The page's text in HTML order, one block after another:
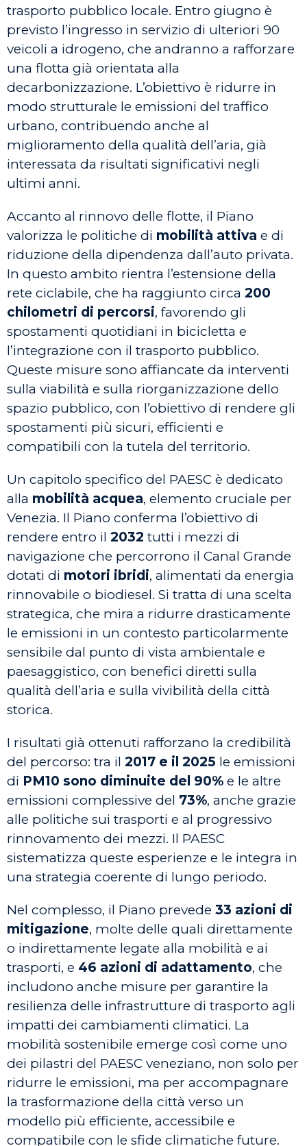
trasporto pubblico locale. Entro giugno è
previsto l’ingresso in servizio di ulteriori 90
veicoli a idrogeno, che andranno a rafforzare
una flotta già orientata alla
decarbonizzazione. L’obiettivo è ridurre in
modo strutturale le emissioni del traffico
urbano, contribuendo anche al
miglioramento della qualità dell’aria, già
interessata da risultati significativi negli
ultimi anni.
Accanto al rinnovo delle flotte, il Piano
valorizza le politiche di mobilità attiva e di
riduzione della dipendenza dall’auto privata.
In questo ambito rientra l’estensione della
rete ciclabile, che ha raggiunto circa 200
chilometri di percorsi, favorendo gli
spostamenti quotidiani in bicicletta e
l’integrazione con il trasporto pubblico.
Queste misure sono affiancate da interventi
sulla viabilità e sulla riorganizzazione dello
spazio pubblico, con l’obiettivo di rendere gli
spostamenti più sicuri, efficienti e
compatibili con la tutela del territorio.
Un capitolo specifico del PAESC è dedicato
alla mobilità acquea, elemento cruciale per
Venezia. Il Piano conferma l’obiettivo di
rendere entro il 2032 tutti i mezzi di
navigazione che percorrono il Canal Grande
dotati di motori ibridi, alimentati da energia
rinnovabile o biodiesel. Si tratta di una scelta
strategica, che mira a ridurre drasticamente
le emissioni in un contesto particolarmente
sensibile dal punto di vista ambientale e
paesaggistico, con benefici diretti sulla
qualità dell’aria e sulla vivibilità della città
storica.
I risultati già ottenuti rafforzano la credibilità
del percorso: tra il 2017 e il 2025 le emissioni
di PM10 sono diminuite del 90% e le altre
emissioni complessive del 73%, anche grazie
alle politiche sui trasporti e al progressivo
rinnovamento dei mezzi. Il PAESC
sistematizza queste esperienze e le integra in
una strategia coerente di lungo periodo.
Nel complesso, il Piano prevede 33 azioni di
mitigazione, molte delle quali direttamente
o indirettamente legate alla mobilità e ai
trasporti, e 46 azioni di adattamento, che
includono anche misure per garantire la
resilienza delle infrastrutture di trasporto agli
impatti dei cambiamenti climatici. La
mobilità sostenibile emerge così come uno
dei pilastri del PAESC veneziano, non solo per
ridurre le emissioni, ma per accompagnare
la trasformazione della città verso un
modello più efficiente, accessibile e
compatibile con le sfide climatiche future.